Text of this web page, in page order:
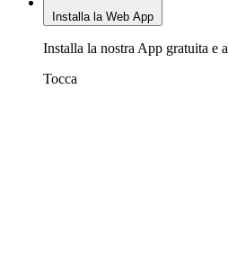
Installa la Web App
Installa la nostra App gratuita e
Tocca